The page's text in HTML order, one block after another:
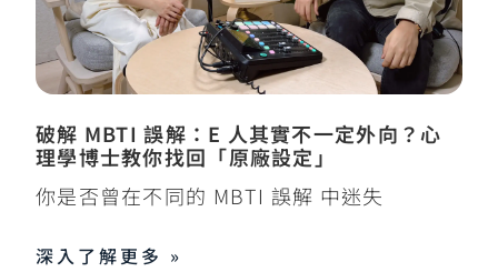
破解 MBTI 誤解：E 人其實不一定外向？心
理學博士教你找回「原廠設定」
你是否曾在不同的 MBTI 誤解 中迷失
深入了解更多 »